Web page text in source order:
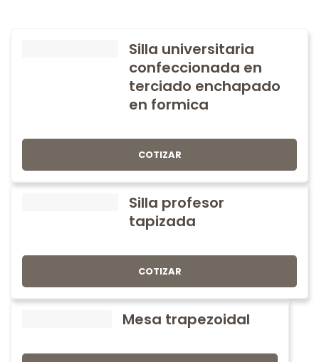
Silla universitaria
confeccionada en
terciado enchapado
en formica
COTIZAR
Silla profesor
tapizada
COTIZAR
Mesa trapezoidal